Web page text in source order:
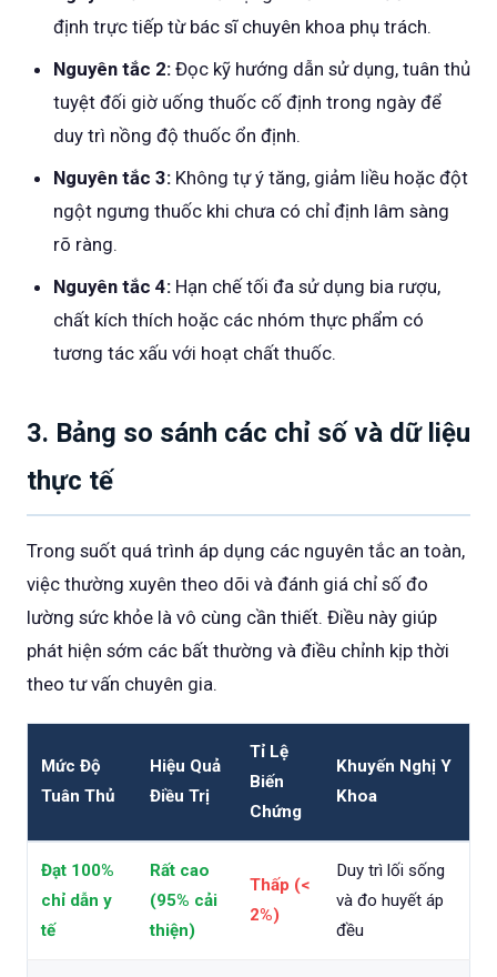
định trực tiếp từ bác sĩ chuyên khoa phụ trách.
Nguyên tắc 2: Đọc kỹ hướng dẫn sử dụng, tuân thủ
tuyệt đối giờ uống thuốc cố định trong ngày để
duy trì nồng độ thuốc ổn định.
Nguyên tắc 3: Không tự ý tăng, giảm liều hoặc đột
ngột ngưng thuốc khi chưa có chỉ định lâm sàng
rõ ràng.
Nguyên tắc 4: Hạn chế tối đa sử dụng bia rượu,
chất kích thích hoặc các nhóm thực phẩm có
tương tác xấu với hoạt chất thuốc.
3. Bảng so sánh các chỉ số và dữ liệu
thực tế
Trong suốt quá trình áp dụng các nguyên tắc an toàn,
việc thường xuyên theo dõi và đánh giá chỉ số đo
lường sức khỏe là vô cùng cần thiết. Điều này giúp
phát hiện sớm các bất thường và điều chỉnh kịp thời
theo tư vấn chuyên gia.
Mức Độ
Tuân Thủ
Hiệu Quả
Điều Trị
Tỉ Lệ
Biến
Chứng
Khuyến Nghị Y
Khoa
Đạt 100%
chỉ dẫn y
tế
Rất cao
(95% cải
thiện)
Thấp (<
2%)
Duy trì lối sống
và đo huyết áp
đều